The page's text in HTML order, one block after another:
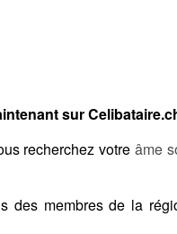
sur
recherchez votre âme
des membres de la